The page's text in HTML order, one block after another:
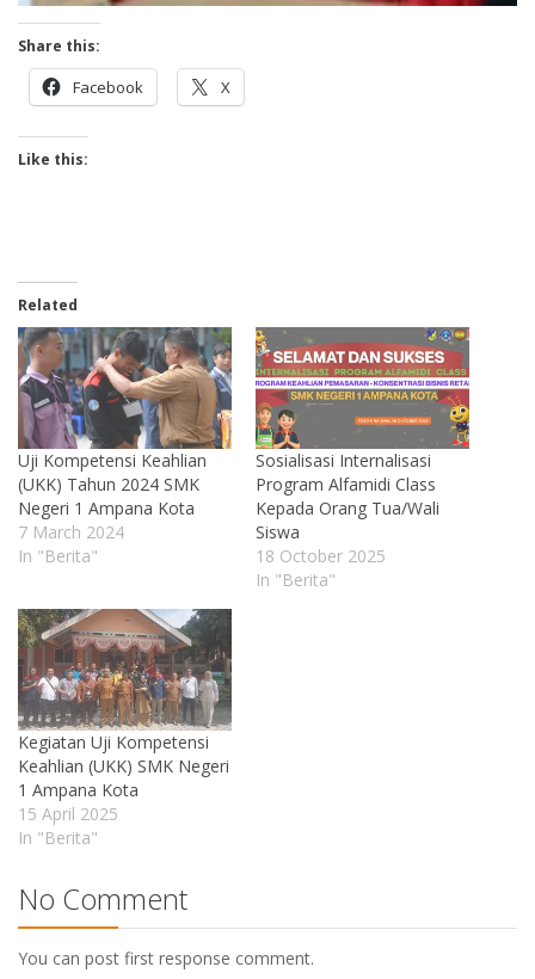
Share this:
Facebook X
Like this:
Related
Uji Kompetensi Keahlian
(UKK) Tahun 2024 SMK
Negeri 1 Ampana Kota
7 March 2024
In "Berita"
Sosialisasi Internalisasi
Program Alfamidi Class
Kepada Orang Tua/Wali
Siswa
18 October 2025
In "Berita"
Kegiatan Uji Kompetensi
Keahlian (UKK) SMK Negeri
1 Ampana Kota
15 April 2025
In "Berita"
No Comment
You can post first response comment.